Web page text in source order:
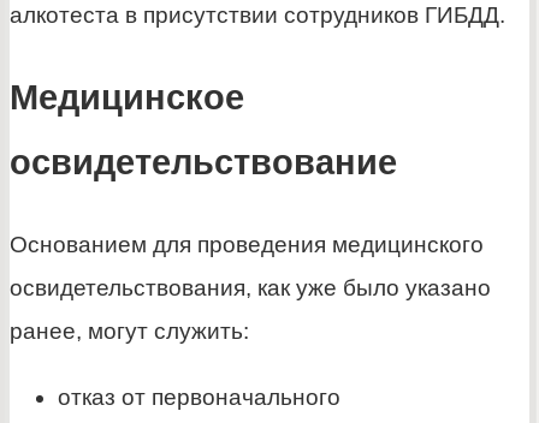
алкотеста в присутствии сотрудников ГИБДД.
Медицинское
освидетельствование
Основанием для проведения медицинского
освидетельствования, как уже было указано
ранее, могут служить:
отказ от первоначального